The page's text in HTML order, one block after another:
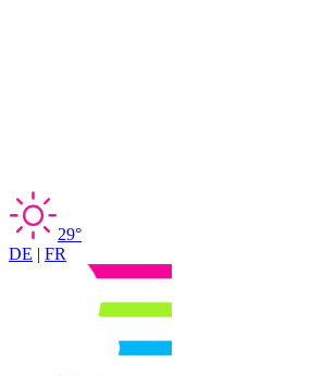
29°
DE | FR